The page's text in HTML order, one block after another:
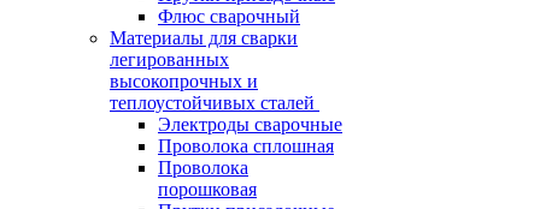
Флюс сварочный
Материалы для сварки
легированных
высокопрочных и
теплоустойчивых сталей
Электроды сварочные
Проволока сплошная
Проволока
порошковая